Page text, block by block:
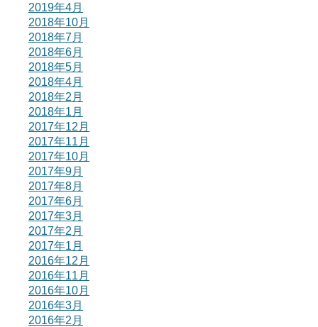
2019年4月
2018年10月
2018年7月
2018年6月
2018年5月
2018年4月
2018年2月
2018年1月
2017年12月
2017年11月
2017年10月
2017年9月
2017年8月
2017年6月
2017年3月
2017年2月
2017年1月
2016年12月
2016年11月
2016年10月
2016年3月
2016年2月